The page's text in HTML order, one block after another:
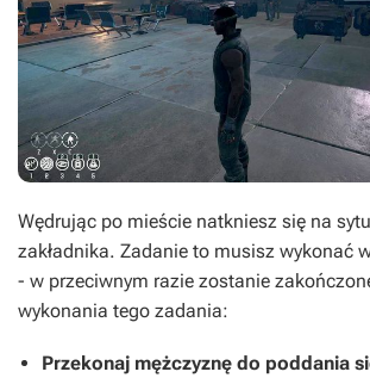
Wędrując po mieście natkniesz się na
zakładnika. Zadanie to musisz wykonać
- w przeciwnym razie zostanie
wykonania tego zadania:
Przekonaj mężczyznę do poddania